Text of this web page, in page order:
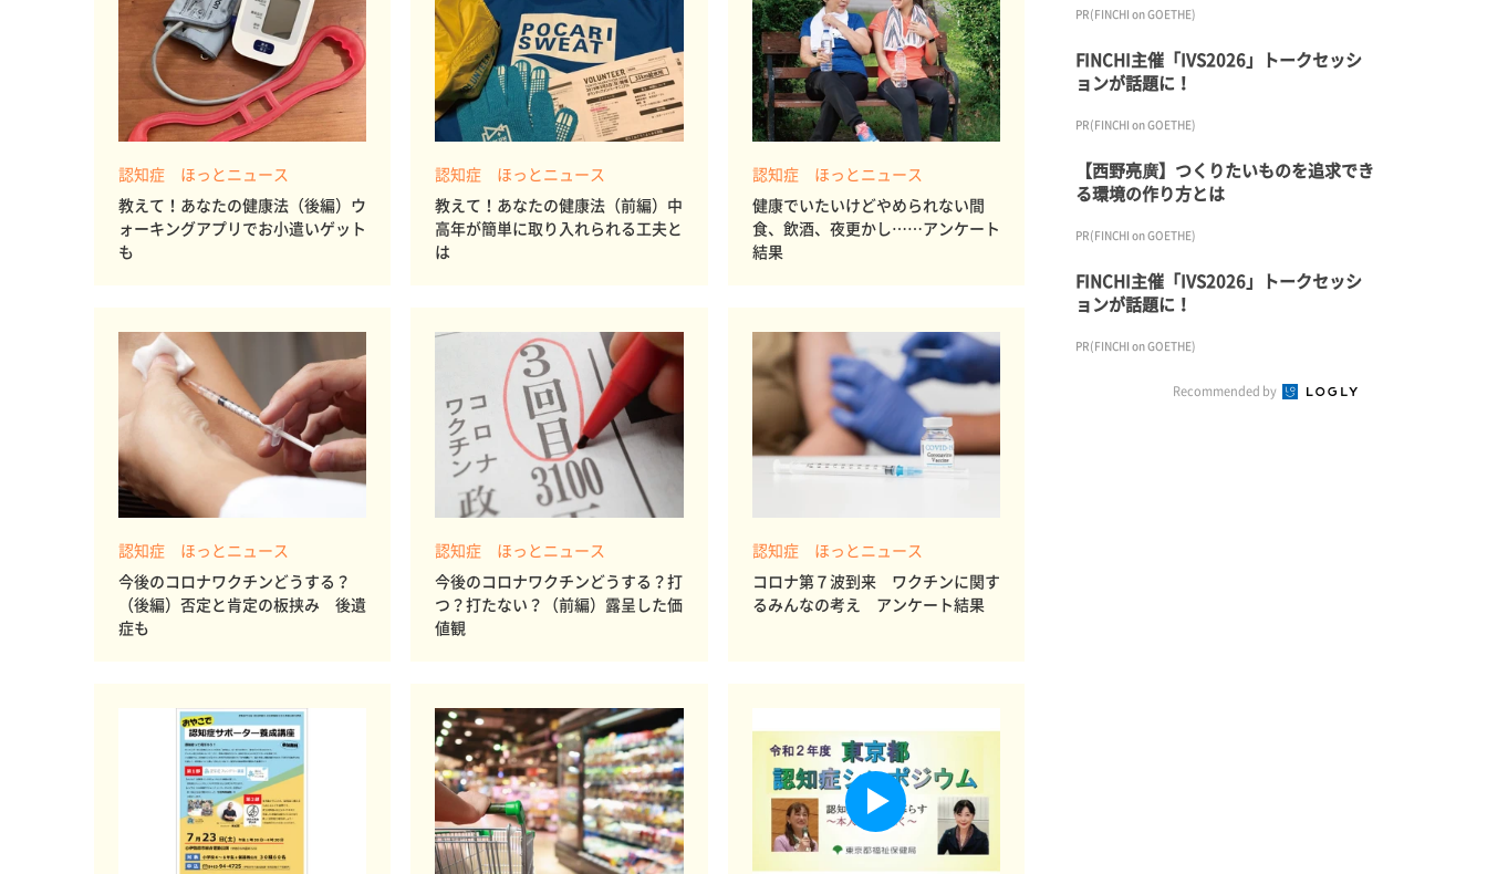
認知症 ほっとニュース
教えて！あなたの健康法（後編）ウ
ォーキングアプリでお小遣いゲット
も
認知症 ほっとニュース
教えて！あなたの健康法（前編）中
高年が簡単に取り入れられる工夫と
は
認知症 ほっとニュース
健康でいたいけどやめられない間
食、飲酒、夜更かし……アンケート
結果
認知症 ほっとニュース
今後のコロナワクチンどうする？
（後編）否定と肯定の板挟み 後遺
症も
認知症 ほっとニュース
今後のコロナワクチンどうする？打
つ？打たない？（前編）露呈した価
値観
認知症 ほっとニュース
コロナ第７波到来 ワクチンに関す
るみんなの考え アンケート結果
PR(FINCHI on GOETHE)
FINCHI主催「IVS2026」トークセッシ
ョンが話題に！
PR(FINCHI on GOETHE)
【西野亮廣】つくりたいものを追求でき
る環境の作り方とは
PR(FINCHI on GOETHE)
FINCHI主催「IVS2026」トークセッシ
ョンが話題に！
PR(FINCHI on GOETHE)
Recommended by